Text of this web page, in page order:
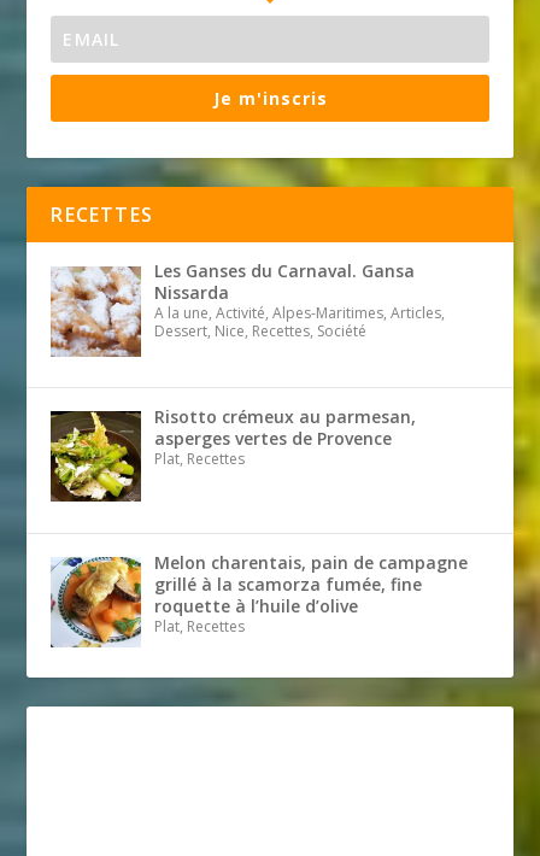
Je m'inscris
RECETTES
Les Ganses du Carnaval. Gansa
Nissarda
A la une, Activité, Alpes-Maritimes, Articles,
Dessert, Nice, Recettes, Société
Risotto crémeux au parmesan,
asperges vertes de Provence
Plat, Recettes
Melon charentais, pain de campagne
grillé à la scamorza fumée, fine
roquette à l’huile d’olive
Plat, Recettes